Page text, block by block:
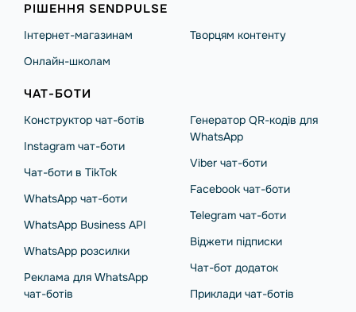
РІШЕННЯ SENDPULSE
Інтернет-магазинам
Онлайн-школам
Творцям контенту
ЧАТ-БОТИ
Конструктор чат-ботів
Instagram чат-боти
Чат-боти в TikTok
WhatsApp чат-боти
WhatsApp Business API
WhatsApp розсилки
Реклама для WhatsApp
чат-ботів
Генератор QR-кодів для
WhatsApp
Viber чат-боти
Facebook чат-боти
Telegram чат-боти
Віджети підписки
Чат-бот додаток
Приклади чат-ботів